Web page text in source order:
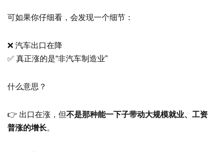
可如果你仔细看，会发现一个细节：
❌ 汽车出口在降
✅ 真正涨的是“非汽车制造业”
什么意思？
👉 出口在涨，但不是那种能一下子带动大规模就业、工资
普涨的增长。